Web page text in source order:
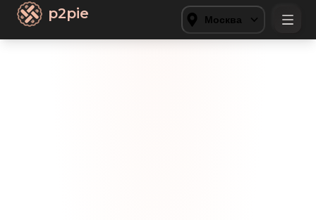
p2pie Москва